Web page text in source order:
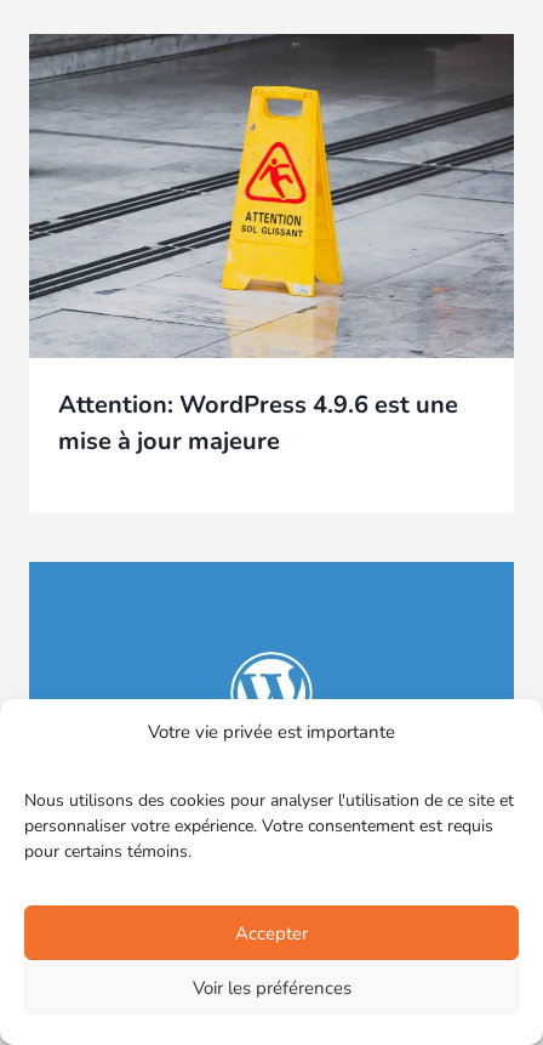
Votre vie privée est importante
Nous utilisons des cookies pour analyser l'utilisation de ce site et
personnaliser votre expérience. Votre consentement est requis
pour certains témoins.
Accepter
Voir les préférences
Attention: WordPress 4.9.6 est une
mise à jour majeure
WordPress 5.3 : Ce que vous devez
savoir